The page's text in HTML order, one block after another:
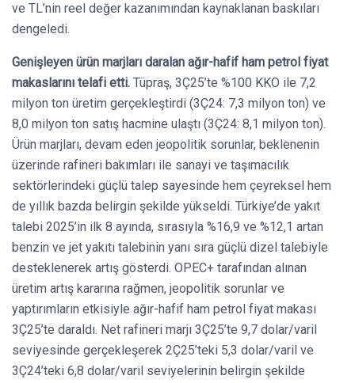
ve TL’nin reel değer kazanımından kaynaklanan baskıları
dengeledi.
Genişleyen ürün marjları daralan ağır-hafif ham petrol fiyat
makaslarını telafi etti. Tüpraş, 3Ç25’te %100 KKO ile 7,2
milyon ton üretim gerçekleştirdi (3Ç24: 7,3 milyon ton) ve
8,0 milyon ton satış hacmine ulaştı (3Ç24: 8,1 milyon ton).
Ürün marjları, devam eden jeopolitik sorunlar, beklenenin
üzerinde rafineri bakımları ile sanayi ve taşımacılık
sektörlerindeki güçlü talep sayesinde hem çeyreksel hem
de yıllık bazda belirgin şekilde yükseldi. Türkiye’de yakıt
talebi 2025’in ilk 8 ayında, sırasıyla %16,9 ve %12,1 artan
benzin ve jet yakıtı talebinin yanı sıra güçlü dizel talebiyle
desteklenerek artış gösterdi. OPEC+ tarafından alınan
üretim artış kararına rağmen, jeopolitik sorunlar ve
yaptırımların etkisiyle ağır-hafif ham petrol fiyat makası
3Ç25’te daraldı. Net rafineri marjı 3Ç25’te 9,7 dolar/varil
seviyesinde gerçekleşerek 2Ç25’teki 5,3 dolar/varil ve
3Ç24’teki 6,8 dolar/varil seviyelerinin belirgin şekilde